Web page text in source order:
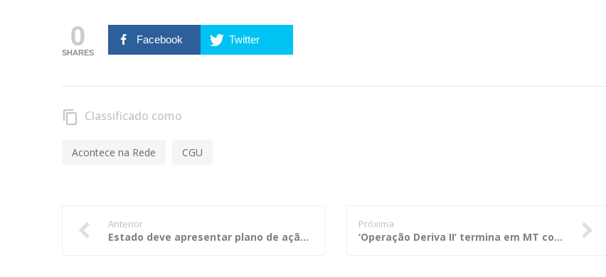
0
SHARES
Facebook Twitter
content_copy Classificado como
Acontece na Rede CGU
Anterior
Estado deve apresentar plano de ação para reduzir absenteísmo de professores
Próxima
‘Operação Deriva II’ termina em MT com 14 aeronaves interditadas e 6 mil litros de agrotóxicos apreendidos